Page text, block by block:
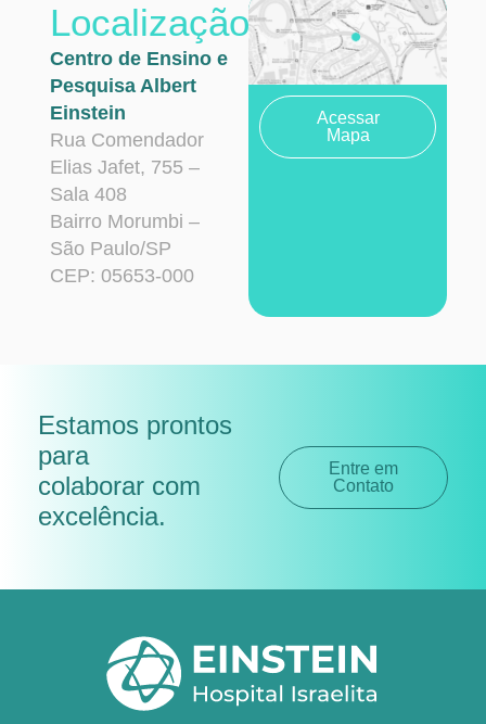
Localização
Centro de Ensino e
Pesquisa Albert
Einstein
Rua Comendador
Elias Jafet, 755 –
Sala 408
Bairro Morumbi –
São Paulo/SP
CEP: 05653-000
Acessar
Mapa
Estamos prontos
para
colaborar com
excelência.
Entre em
Contato